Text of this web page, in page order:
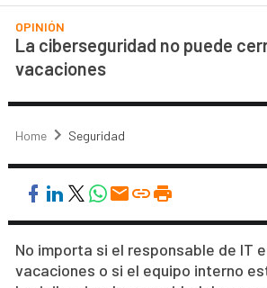
OPINIÓN
La ciberseguridad no puede
vacaciones
Home Seguridad
No importa si el responsable de IT
vacaciones o si el equipo interno